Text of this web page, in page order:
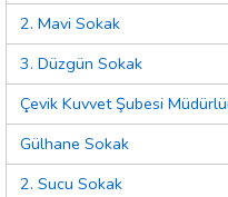
2. Mavi Sokak
3. Düzgün Sokak
Çevik Kuvvet Şubesi
Gülhane Sokak
2. Sucu Sokak